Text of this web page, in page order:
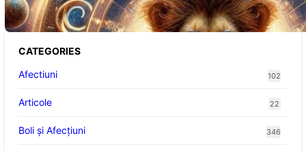
CATEGORIES
Afectiuni
102
Articole 22
Boli și Afecțiuni 346